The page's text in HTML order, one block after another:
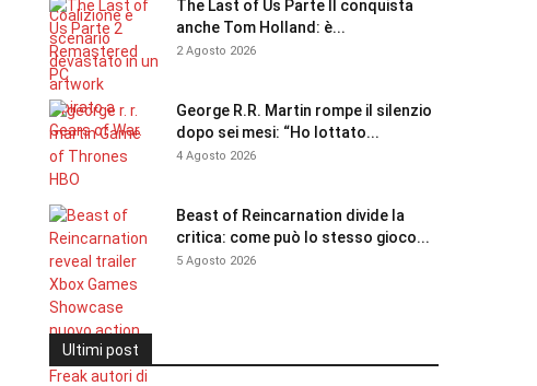
The Last of Us Parte II conquista
anche Tom Holland: è...
2 Agosto 2026
George R.R. Martin rompe il silenzio
dopo sei mesi: “Ho lottato...
4 Agosto 2026
Beast of Reincarnation divide la
critica: come può lo stesso gioco...
5 Agosto 2026
Ultimi post